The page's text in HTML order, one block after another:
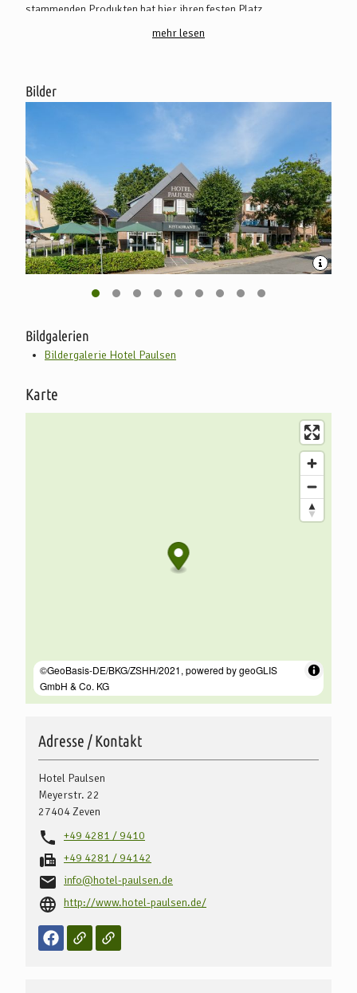
stammenden Produkten hat hier ihren festen Platz.
Bei unseren Zutaten achten wir stets auf eine gleichbleibend
Produkten steckt. Wer sie gefangen, gesät, geerntet hat.
Sie planen ein Seminar, ein Vereinstreffen, eine Betriebs- oder
Ganz egal ob Sie einen oder mehrere Tische reservieren
möchten, einen Teil unserer Räumlichkeiten oder gleich unser
gesamtes Restaurant.
Wir arbeiten mit viel Herz und Liebe, damit Sie sich wohlfühlen.
Kommen Sie gerne vorbei und seien Sie unser Gast!
Ihre Familie Paulsen
mehr lesen
Bilder
Bildgalerien
Bildergalerie Hotel Paulsen
Karte
Adresse / Kontakt
Hotel Paulsen
Meyerstr. 22
27404Zeven
+49 4281 / 9410
+49 4281 / 94142
info@hotel-paulsen.de
http://www.hotel-paulsen.de/